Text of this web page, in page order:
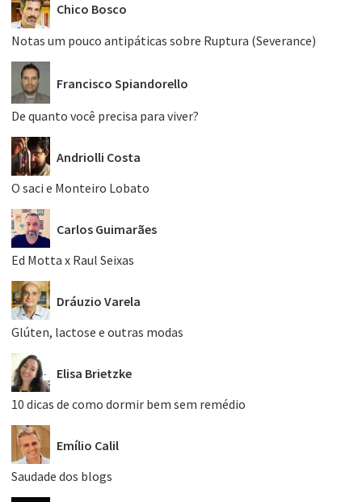
Chico Bosco
Notas um pouco antipáticas sobre Ruptura (Severance)
Francisco Spiandorello
De quanto você precisa para viver?
Andriolli Costa
O saci e Monteiro Lobato
Carlos Guimarães
Ed Motta x Raul Seixas
Dráuzio Varela
Glúten, lactose e outras modas
Elisa Brietzke
10 dicas de como dormir bem sem remédio
Emílio Calil
Saudade dos blogs